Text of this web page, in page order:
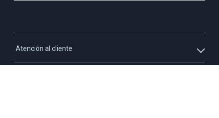
Atención al cliente